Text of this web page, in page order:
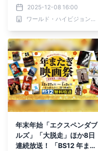
の趣味時間-」12月11日
（木）夕方6時30分～ BS1
2 トゥエルビで全国無料放
2025-12-08 16:00
ワールド・ハイビジョン・チャンネル株式会社
年末年始「エクスペンダブ
ルズ」「大脱走」ほか8日
連続放送！ 「BS12 年また